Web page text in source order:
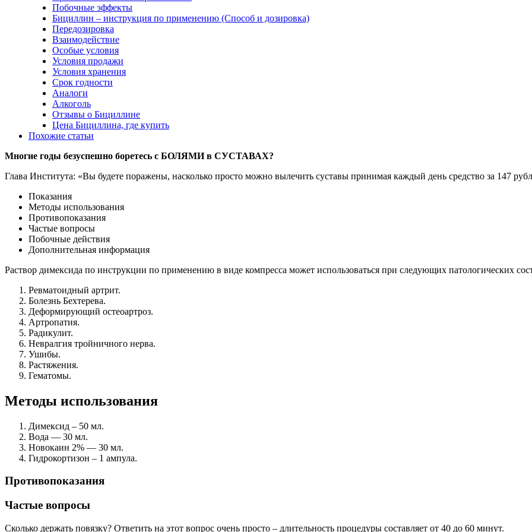
Побочные эффекты
Бициллин – инструкция по применению (Способ и дозировка)
Передозировка
Взаимодействие
Особые условия
Условия продажи
Условия хранения
Срок годности
Аналоги
Алкоголь
Отзывы о Бициллине
Цена Бициллина, где купить
Похожие статьи
Многие годы безуспешно боретесь с БОЛЯМИ в СУСТАВАХ?
Глава Института: «Вы будете поражены, насколько просто можно вылечить суставы принимая каждый день средство за 147
Показания
Методы использования
Противопоказания
Частые вопросы
Побочные действия
Дополнительная информация
Раствор димексида по инструкции по применению в виде компресса может использоваться при следующих патологических
Ревматоидный артрит.
Болезнь Бехтерева.
Деформирующий остеоартроз.
Артропатия.
Радикулит.
Невралгия тройничного нерва.
Ушибы.
Растяжения.
Гематомы.
Методы использования
Димексид – 50 мл.
Вода — 30 мл.
Новокаин 2% — 30 мл.
Гидрокортизон – 1 ампула.
Противопоказания
Частые вопросы
Сколько держать повязку? Ответить на этот вопрос очень просто – длительность процедуры составляет от 40 до 60 минут.